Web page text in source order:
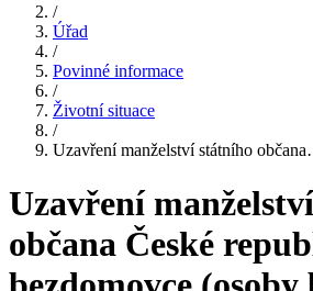
/
Úřad
/
Povinné informace
/
Životní situace
/
Uzavření manželství státního
Uzavření
občana České